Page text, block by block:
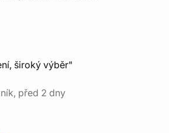
široký výběr"
před 2 dny